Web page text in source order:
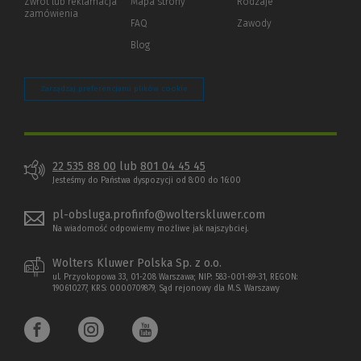
innej
zamówienia
FAQ
Blog
Zawody
Zarządzaj preferencjami plików cookie
22 535 88 00 lub 801 04 45 45
Jesteśmy do Państwa dyspozycji od 8:00 do 16:00
pl-obsluga.profinfo@wolterskluwer.com
Na wiadomość odpowiemy możliwe jak najszybciej.
Wolters Kluwer Polska Sp. z o.o.
ul. Przyokopowa 33, 01-208 Warszawa; NIP: 583-001-89-31, REGON:
190610277, KRS: 0000709879, Sąd rejonowy dla M.S. Warszawy